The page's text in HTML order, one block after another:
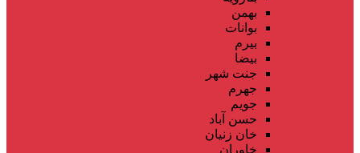
بهمن
بوانات
بیرم
بیضا
جنت شهر
جهرم
جویم
حسن آباد
خان زنیان
خاوران